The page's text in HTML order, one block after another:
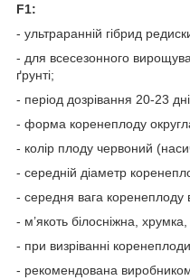
F1:
- ультраранній гібрид
- для всесезонного
ґрунті;
- період дозрівання 20-23
- форма коренеплоду
- колір плоду червоний
- середній діаметр
- середня вага коренеплоду
- м’якоть білосніжна,
- при визріванні
- рекомендована